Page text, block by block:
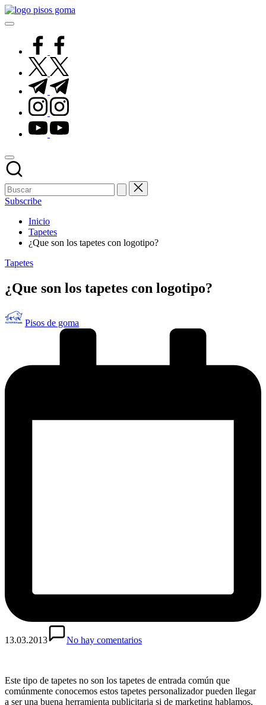
Saltar
al
facebook.com
twitter.com
t.me
instagram.com
youtube.com
Subscribe
Inicio
Tapetes
¿Que son los tapetes con logotipo?
Publicado
Tapetes
¿Que son los tapetes con logotipo?
Publicado
por
Pisos de goma
13.03.2013 No hay comentarios
Este tipo de tapetes no son los tapetes de entrada común que
comúnmente conocemos estos tapetes personalizador pueden llegar
a ser una buena herramienta publicitaria si de marketing hablamos,